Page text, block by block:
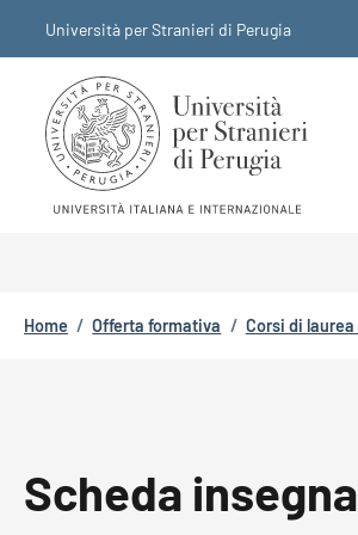
Università per Stranieri di Perugia
Briciole di pane
Home / Offerta formativa / Corsi di
Scheda